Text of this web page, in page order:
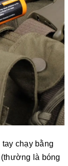
chạy bằng
là bóng